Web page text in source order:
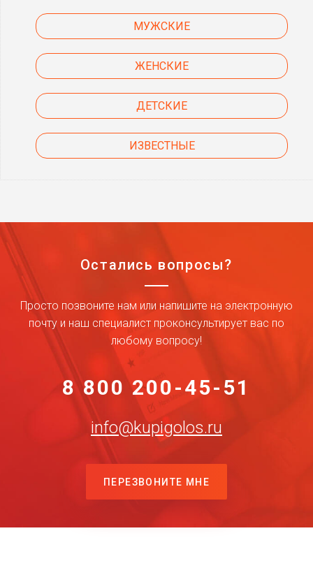
МУЖСКИЕ
ЖЕНСКИЕ
ДЕТСКИЕ
ИЗВЕСТНЫЕ
Остались вопросы?
Просто позвоните нам или напишите на электронную
почту и наш специалист проконсультирует вас по
любому вопросу!
8 800 200-45-51
info@kupigolos.ru
ПЕРЕЗВОНИТЕ МНЕ